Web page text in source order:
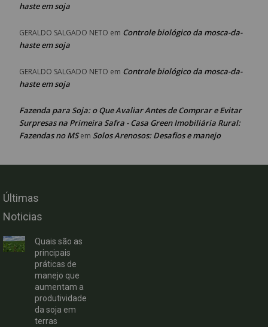
haste em soja
GERALDO SALGADO NETO em Controle biológico da mosca-da-
haste em soja
GERALDO SALGADO NETO em Controle biológico da mosca-da-
haste em soja
Fazenda para Soja: o Que Avaliar Antes de Comprar e Evitar
Surpresas na Primeira Safra - Casa Green Imobiliária Rural:
Fazendas no MSem Solos Arenosos: Desafios e manejo
Últimas
Noticias
Quais são as
principais
práticas de
manejo que
aumentam a
produtividade
da soja em
terras